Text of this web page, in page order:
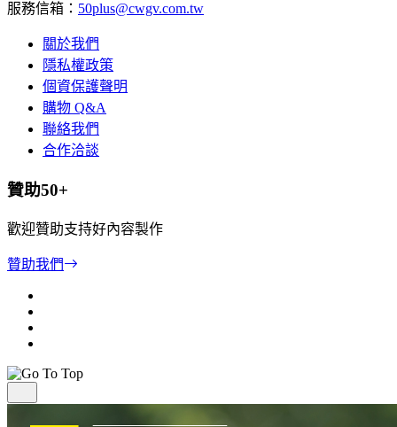
服務信箱： 50plus@cwgv.com.tw
關於我們
隱私權政策
個資保護聲明
購物 Q&A
聯絡我們
合作洽談
贊助50+
歡迎贊助支持好內容製作
贊助我們